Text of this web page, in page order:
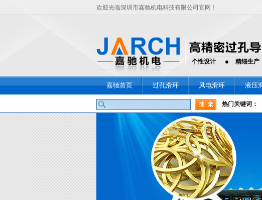
欢迎光临深圳市嘉驰机电科技有限公司官网！
个性设计 精细生产
嘉驰首页 过孔滑环 风电滑环 液压
热门关键词：